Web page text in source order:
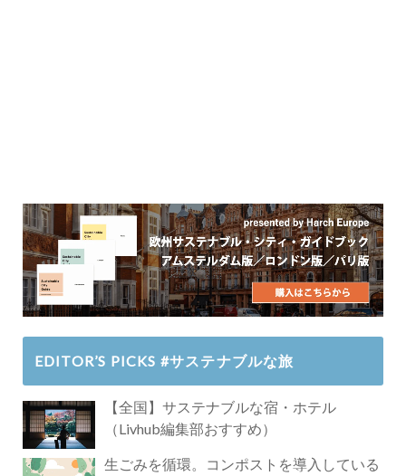
EDITOR’S PICKS #サステナブルな旅
【全国】サステナブルな宿・ホテル
（Livhub編集部おすすめ）
生ごみを循環。コンポストを導入している